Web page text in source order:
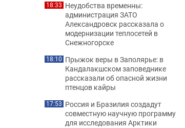
18:33 Неудобства временны:
администрация ЗАТО
Александровск рассказала о
модернизации теплосетей в
Снежногорске
18:10 Прыжок веры в Заполярье: в
Кандалакшском заповеднике
рассказали об опасной жизни
птенцов кайры
17:53 Россия и Бразилия создадут
совместную научную программу
для исследования Арктики